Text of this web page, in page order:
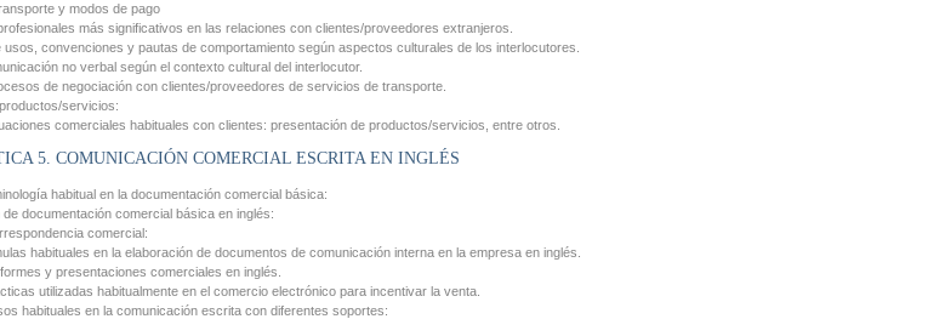
y modos de pago
más significativos en las relaciones con clientes/proveedores extranjeros.
usos, convenciones y pautas de comportamiento según aspectos culturales de los interlocutores.
no verbal según el contexto cultural del interlocutor.
de negociación con clientes/proveedores de servicios de transporte.
servicios:
comerciales habituales con clientes: presentación de productos/servicios, entre otros.
5. COMUNICACIÓN COMERCIAL ESCRITA EN INGLÉS
habitual en la documentación comercial básica:
de documentación comercial básica en inglés:
comercial:
habituales en la elaboración de documentos de comunicación interna en la empresa en inglés.
y presentaciones comerciales en inglés.
utilizadas habitualmente en el comercio electrónico para incentivar la venta.
habituales en la comunicación escrita con diferentes soportes: